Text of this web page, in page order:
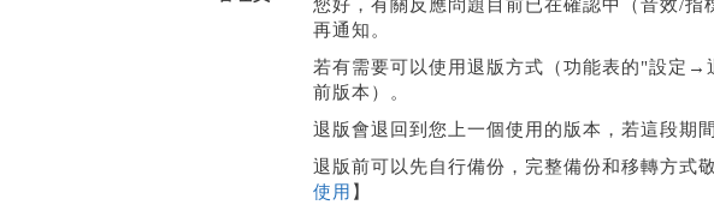
您好，有關反應問題目前已在確認中（音效/
再通知。
若有需要可以使用退版方式（功能表的"設定
前版本）。
退版會退回到您上一個使用的版本，若這段期
退版前可以先自行備份，完整備份和移轉方式
使用 】